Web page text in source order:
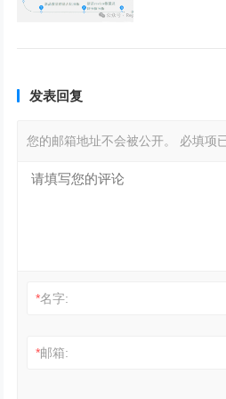
发表回复
您的邮箱地址不会被公开。 必填项
*名字:
*邮箱: